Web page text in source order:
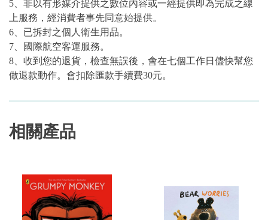
5、非以有形媒介提供之數位內容或一經提供即為完成之線
上服務，經消費者事先同意始提供。
6、已拆封之個人衛生用品。
7、國際航空客運服務。
8、收到您的退貨，檢查無誤後，會在七個工作日儘快幫您
做退款動作。會扣除匯款手續費30元。
相關產品